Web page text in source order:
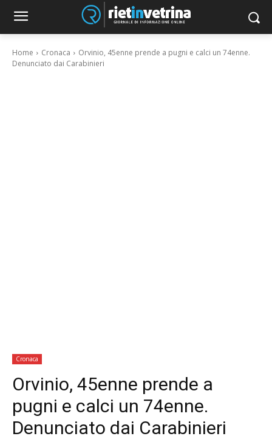
Home Cronaca
Orvinio, 45enne prende a pugni e calci un 74enne.
Denunciato dai Carabinieri
Cronaca
Orvinio, 45enne prende a
pugni e calci un 74enne.
Denunciato dai Carabinieri